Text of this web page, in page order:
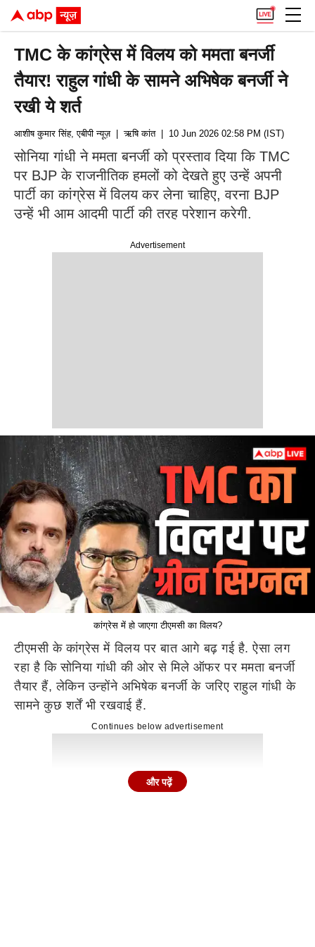
TMC के कांग्रेस में विलय को ममता बनर्जी
तैयार! राहुल गांधी के सामने अभिषेक बनर्जी ने
रखी ये शर्त
Advertisement
आशीष कुमार सिंह, एबीपी न्यूज़| ऋषि कांत| 10 Jun 2026 02:58 PM (IST)
सोनिया गांधी ने ममता बनर्जी को प्रस्ताव दिया कि TMC
पर BJP के राजनीतिक हमलों को देखते हुए उन्हें अपनी
पार्टी का कांग्रेस में विलय कर लेना चाहिए, वरना BJP
उन्हें भी आम आदमी पार्टी की तरह परेशान करेगी.
कांग्रेस में हो जाएगा टीएमसी का विलय?
टीएमसी के कांग्रेस में विलय पर बात आगे बढ़ गई है. ऐसा लग
रहा है कि सोनिया गांधी की ओर से मिले ऑफर पर ममता बनर्जी
तैयार हैं, लेकिन उन्होंने अभिषेक बनर्जी के जरिए राहुल गांधी के
सामने कुछ शर्तें भी रखवाई हैं.
Continues below advertisement
और पढ़ें